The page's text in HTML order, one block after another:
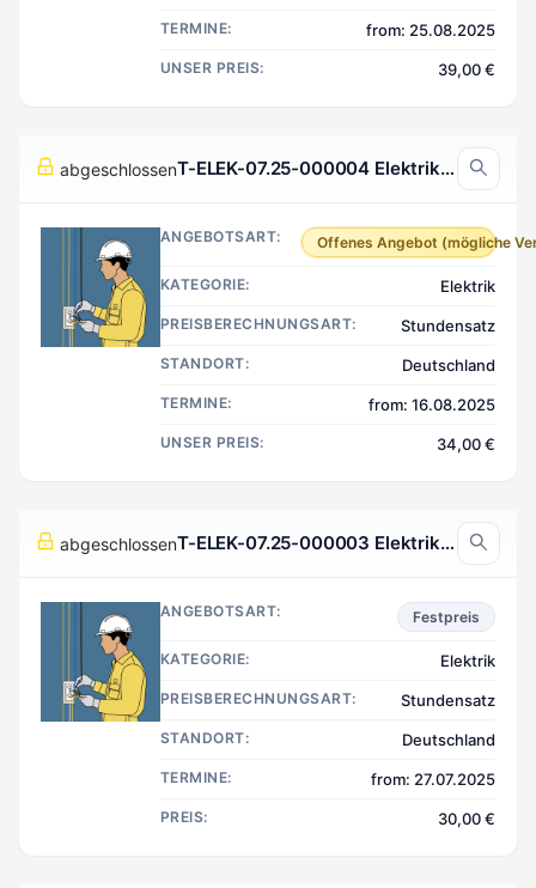
TERMINE: from: 25.08.2025
UNSER PREIS: 39,00 €
abgeschlossen T-ELEK-07.25-000004 Elektrik, Deutschland
ANGEBOTSART: Offenes Angebot (mögliche
KATEGORIE: Elektrik
PREISBERECHNUNGSART: Stundensatz
STANDORT: Deutschland
TERMINE: from: 16.08.2025
UNSER PREIS: 34,00 €
abgeschlossen T-ELEK-07.25-000003 Elektrik, Deutschland
ANGEBOTSART: Festpreis
KATEGORIE: Elektrik
PREISBERECHNUNGSART: Stundensatz
STANDORT: Deutschland
TERMINE: from: 27.07.2025
PREIS: 30,00 €